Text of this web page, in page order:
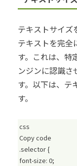
テキストサイズ
テキストを完全
す。これは、特
ンジンに認識さ
す。以下は、テ
す。
css
Copy code
.selector {
font-size: 0;